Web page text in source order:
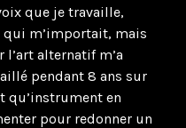
que je travaille,
qui m’importait, mais
l’art alternatif m’a
pendant 8 ans sur
qu’instrument en
pour redonner un